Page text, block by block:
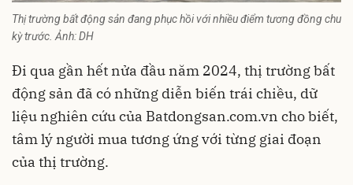
Thị trường bất động sản đang phục hồi với nhiều điểm tương đồng chu
kỳ trước. Ảnh: DH
Đi qua gần hết nửa đầu năm 2024, thị trường bất
động sản đã có những diễn biến trái chiều, dữ
liệu nghiên cứu của Batdongsan.com.vn cho biết,
tâm lý người mua tương ứng với từng giai đoạn
của thị trường.